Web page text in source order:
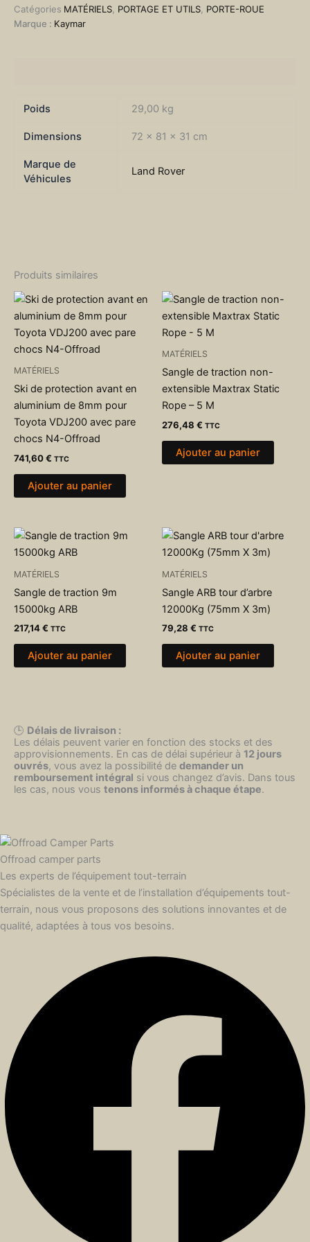
Land
Rover
Catégories MATÉRIELS PORTAGE ET UTILS PORTE-ROUE
Marque : Kaymar
Poids 29,00 kg
Dimensions 72 × 81 × 31 cm
Marque de
Véhicules
Land Rover
Produits similaires
MATÉRIELS
Ski de protection avant en
aluminium de 8mm pour
Toyota VDJ200 avec pare
chocs N4-Offroad
741,60€ TTC
Ajouter au panier
MATÉRIELS
Sangle de traction non-
extensible Maxtrax Static
Rope – 5 M
276,48 € TTC
Ajouter au panier
MATÉRIELS
Sangle de traction 9m
15000kg ARB
217,14€ TTC
Ajouter au panier
MATÉRIELS
Sangle ARB tour d’arbre
12000Kg (75mm X 3m)
79,28 € TTC
Ajouter au panier
🕒 Délais de livraison :
Les délais peuvent varier en fonction des stocks et des
approvisionnements. En cas de délai supérieur à 12 jours
ouvrés, vous avez la possibilité de demander un
remboursement intégral si vous changez d’avis. Dans tous
les cas, nous vous tenons informés à chaque étape.
Offroad camper parts
Les experts de l’équipement tout-terrain
Spécialistes de la vente et de l’installation d’équipements tout-
terrain, nous vous proposons des solutions innovantes et de
qualité, adaptées à tous vos besoins.